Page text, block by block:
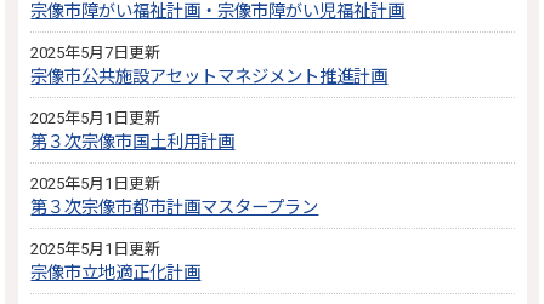
宗像市障がい福祉計画・宗像市障がい児福祉計画
2025年5月7日更新
宗像市公共施設アセットマネジメント推進計画
2025年5月1日更新
第３次宗像市国土利用計画
2025年5月1日更新
第３次宗像市都市計画マスタープラン
2025年5月1日更新
宗像市立地適正化計画